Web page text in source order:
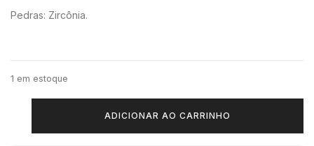
Pedras: Zircônia.
1 em estoque
ADICIONAR AO CARRINHO